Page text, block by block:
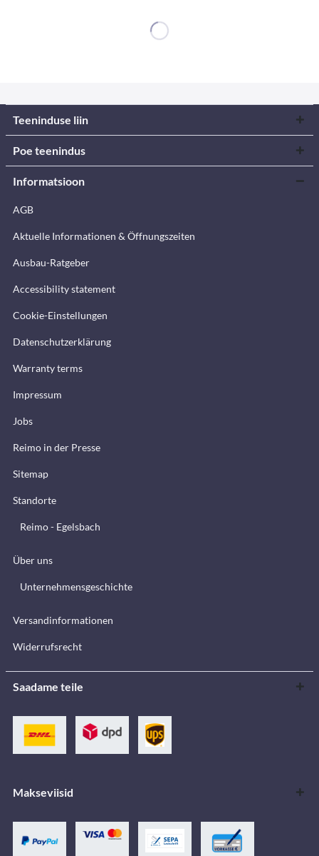
Teeninduse liin
Poe teenindus
Informatsioon
AGB
Aktuelle Informationen & Öffnungszeiten
Ausbau-Ratgeber
Accessibility statement
Cookie-Einstellungen
Datenschutzerklärung
Warranty terms
Impressum
Jobs
Reimo in der Presse
Sitemap
Standorte
Reimo - Egelsbach
Über uns
Unternehmensgeschichte
Versandinformationen
Widerrufsrecht
Saadame teile
Makseviisid